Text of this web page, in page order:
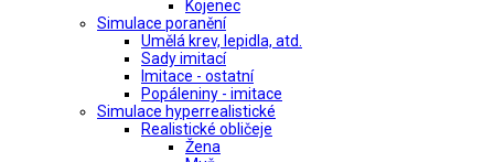
Kojenec
Simulace poranění
Umělá krev, lepidla, atd.
Sady imitací
Imitace - ostatní
Popáleniny - imitace
Simulace hyperrealistické
Realistické obličeje
Žena